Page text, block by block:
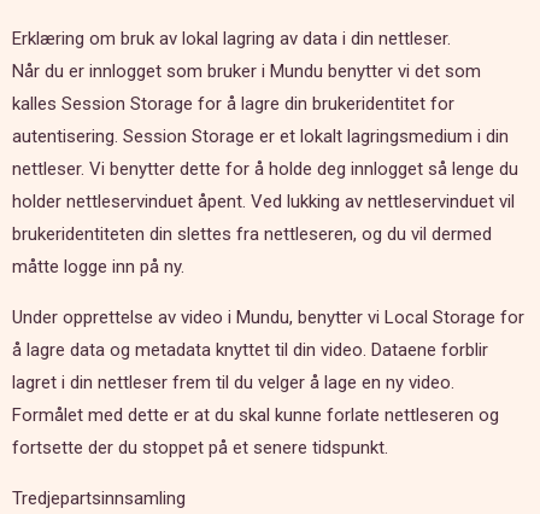
Erklæring om bruk av lokal lagring av data i din nettleser.
Når du er innlogget som bruker i Mundu benytter vi det som
kalles Session Storage for å lagre din brukeridentitet for
autentisering. Session Storage er et lokalt lagringsmedium i din
nettleser. Vi benytter dette for å holde deg innlogget så lenge du
holder nettleservinduet åpent. Ved lukking av nettleservinduet vil
brukeridentiteten din slettes fra nettleseren, og du vil dermed
måtte logge inn på ny.
Under opprettelse av video i Mundu, benytter vi Local Storage for
å lagre data og metadata knyttet til din video. Dataene forblir
lagret i din nettleser frem til du velger å lage en ny video.
Formålet med dette er at du skal kunne forlate nettleseren og
fortsette der du stoppet på et senere tidspunkt.
Tredjepartsinnsamling